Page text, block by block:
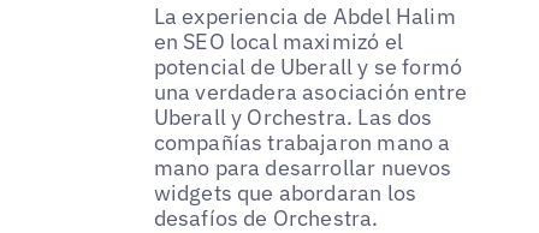
La experiencia de Abdel Halim
en SEO local maximizó el
potencial de Uberall y se formó
una verdadera asociación entre
Uberall y Orchestra. Las dos
compañías trabajaron mano a
mano para desarrollar nuevos
widgets que abordaran los
desafíos de Orchestra.